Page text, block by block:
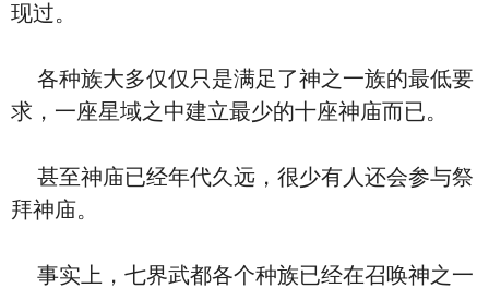
现过。
各种族大多仅仅只是满足了神之一族的最低要
求，一座星域之中建立最少的十座神庙而已。
甚至神庙已经年代久远，很少有人还会参与祭
拜神庙。
事实上，七界武都各个种族已经在召唤神之一